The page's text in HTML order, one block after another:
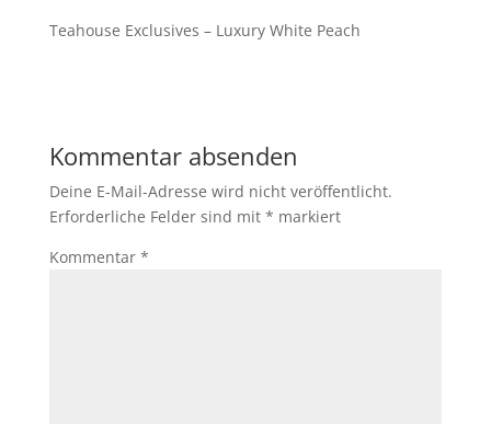
Teahouse Exclusives – Luxury White Peach
Kommentar absenden
Deine E-Mail-Adresse wird nicht veröffentlicht.
Erforderliche Felder sind mit * markiert
Kommentar *